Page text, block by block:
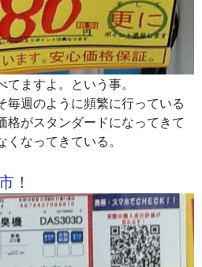
ますよ。という事。
毎週のように頻繁に行っている
格がスタンダードになってきて
なってきている。
！